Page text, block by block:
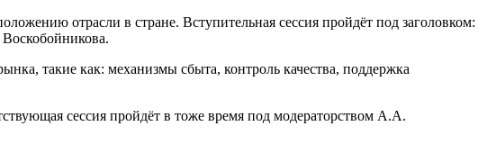
отрасли в стране. Вступительная сессия пройдёт под заголовком:
такие как: механизмы сбыта, контроль качества, поддержка
сессия пройдёт в тоже время под модераторством А.А.